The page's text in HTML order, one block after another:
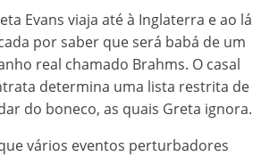
Evans viaja até à Inglaterra e ao lá
por saber que será babá de um
real chamado Brahms. O casal
determina uma lista restrita de
do boneco, as quais Greta ignora.
vários eventos perturbadores